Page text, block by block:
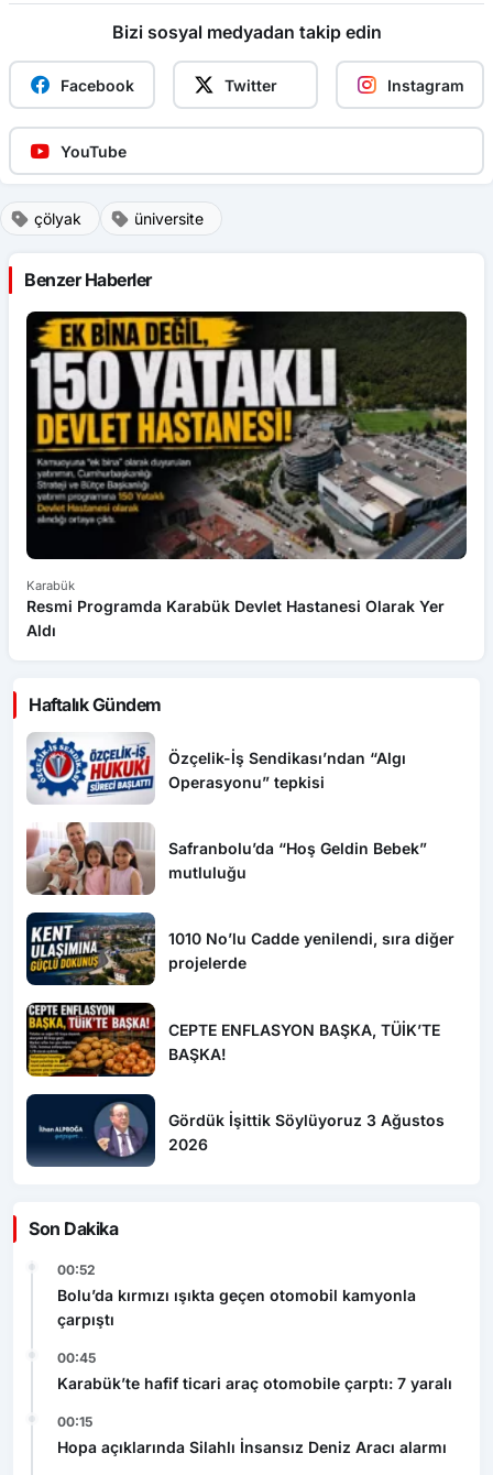
Bizi sosyal medyadan takip edin
Facebook Twitter Instagram
YouTube
çölyak üniversite
Benzer Haberler
Karabük
Resmi Programda Karabük Devlet Hastanesi Olarak Yer
Aldı
Haftalık Gündem
Özçelik-İş Sendikası’ndan “Algı
Operasyonu” tepkisi
Safranbolu’da “Hoş Geldin Bebek”
mutluluğu
1010 No’lu Cadde yenilendi, sıra diğer
projelerde
CEPTE ENFLASYON BAŞKA, TÜİK’TE
BAŞKA!
Gördük İşittik Söylüyoruz 3 Ağustos
2026
Son Dakika
00:52
Bolu’da kırmızı ışıkta geçen otomobil kamyonla
çarpıştı
00:45
Karabük’te hafif ticari araç otomobile çarptı: 7 yaralı
00:15
Hopa açıklarında Silahlı İnsansız Deniz Aracı alarmı